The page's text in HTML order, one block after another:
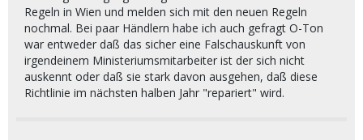
Regeln in Wien und melden sich mit den neuen Regeln
nochmal. Bei paar Händlern habe ich auch gefragt O-Ton
war entweder daß das sicher eine Falschauskunft von
irgendeinem Ministeriumsmitarbeiter ist der sich nicht
auskennt oder daß sie stark davon ausgehen, daß diese
Richtlinie im nächsten halben Jahr "repariert" wird.